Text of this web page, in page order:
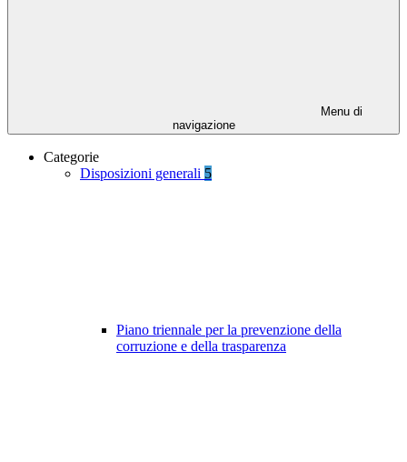
Menu di
navigazione
Categorie
Disposizioni generali 5
Piano triennale per la prevenzione della
corruzione e della trasparenza